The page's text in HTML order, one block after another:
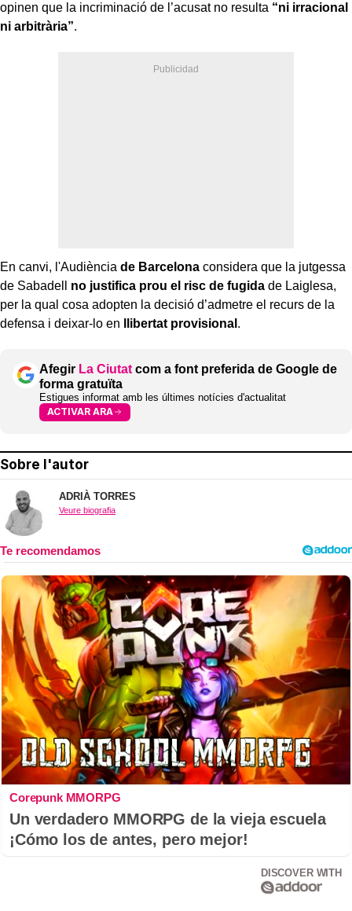
opinen que la incriminació de l’acusat no resulta “ni irracional
ni arbitrària”.
En canvi, l'Audiència de Barcelona considera que la jutgessa
de Sabadell no justifica prou el risc de fugida de Laiglesa,
per la qual cosa adopten la decisió d’admetre el recurs de la
defensa i deixar-lo en
llibertat provisional .
Afegir La Ciutat com a font preferida de Google de
forma gratuïta
Estigues informat amb les últimes notícies d'actualitat
ACTIVAR ARA
Sobre l'autor
ADRIÀ TORRES
Veure biografia
Corepunk MMORPG
Un verdadero MMORPG de la vieja escuela
¡Cómo los de antes, pero mejor!
DISCOVER WITH